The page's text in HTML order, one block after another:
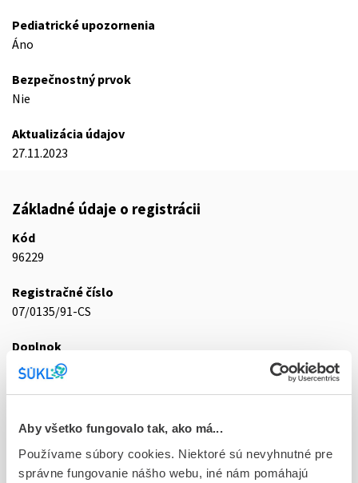
Aby všetko fungovalo tak, ako má...
Používame súbory cookies. Niektoré sú nevyhnutné pre
správne fungovanie nášho webu, iné nám pomáhajú
Pediatrické upozornenia
Áno
Bezpečnostný prvok
Nie
Aktualizácia údajov
27.11.2023
Základné údaje o registrácii
Kód
96229
Registračné číslo
07/0135/91-CS
Doplnok
tbl eff 10x400 mg/240 mg (strip papier/PE/Al/Surlyn)
D - Registrácia bez obmedzenia platnosti
Typ registračnej procedúry
Národná